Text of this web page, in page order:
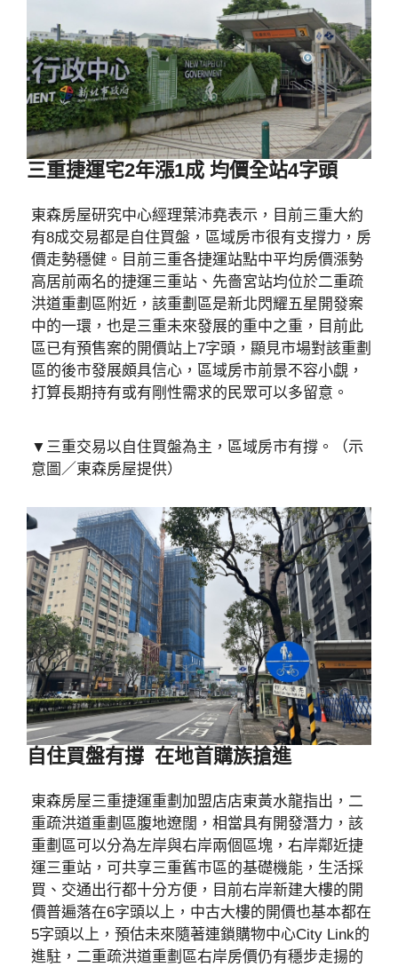
三重捷運宅2年漲1成 均價全站4字頭
東森房屋研究中心經理葉沛堯表示，目前三重大約
有8成交易都是自住買盤，區域房市很有支撐力，房
價走勢穩健。目前三重各捷運站點中平均房價漲勢
高居前兩名的捷運三重站、先嗇宮站均位於二重疏
洪道重劃區附近，該重劃區是新北閃耀五星開發案
中的一環，也是三重未來發展的重中之重，目前此
區已有預售案的開價站上7字頭，顯見市場對該重劃
區的後市發展頗具信心，區域房市前景不容小覷，
打算長期持有或有剛性需求的民眾可以多留意。
▼三重交易以自住買盤為主，區域房市有撐。（示
意圖／東森房屋提供）
自住買盤有撐 在地首購族搶進
東森房屋三重捷運重劃加盟店店東黃水龍指出，二
重疏洪道重劃區腹地遼闊，相當具有開發潛力，該
重劃區可以分為左岸與右岸兩個區塊，右岸鄰近捷
運三重站，可共享三重舊市區的基礎機能，生活採
買、交通出行都十分方便，目前右岸新建大樓的開
價普遍落在6字頭以上，中古大樓的開價也基本都在
5字頭以上，預估未來隨著連鎖購物中心City Link的
進駐，二重疏洪道重劃區右岸房價仍有穩步走揚的